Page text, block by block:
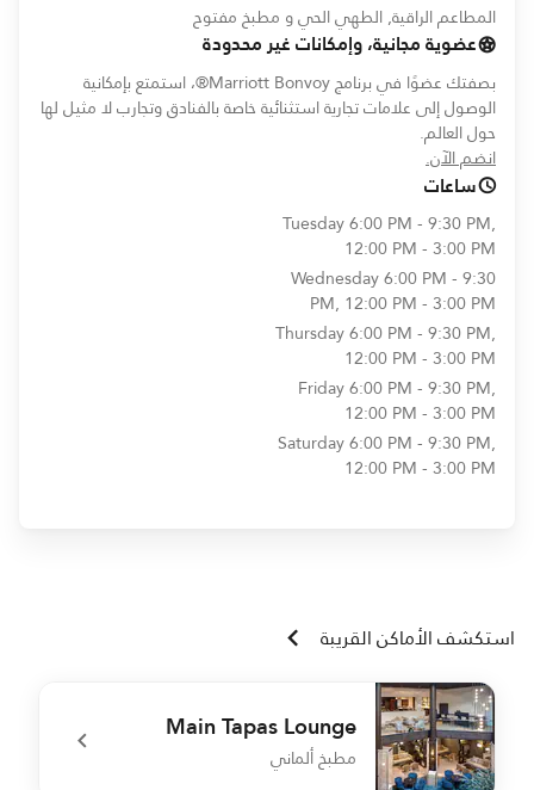
المطاعم الراقية, الطهي الحي و مطبخ مفتوح
عضوية مجانية، وإمكانات غير محدودة
بصفتك عضوًا في برنامج Marriott Bonvoy®، استمتع بإمكانية
الوصول إلى علامات تجارية استثنائية خاصة بالفنادق وتجارب لا مثيل لها
حول العالم.
انضم الآن.
ساعات
Tuesday6:00 PM - 9:30 PM,
12:00 PM - 3:00 PM
Wednesday6:00 PM - 9:30
PM, 12:00 PM - 3:00 PM
Thursday6:00 PM - 9:30 PM,
12:00 PM - 3:00 PM
Friday6:00 PM - 9:30 PM,
12:00 PM - 3:00 PM
Saturday6:00 PM - 9:30 PM,
12:00 PM - 3:00 PM
استكشف الأماكن القريبة
Main Tapas Lounge
مطبخ ألماني